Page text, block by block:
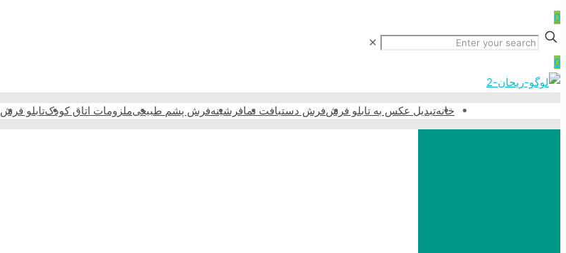
0
✕
0
خانهتبدیل عکس به تابلو فرشفرش دستبافت نمافرشینهفرش پشم طبیعیملزومات اتاق کودکتابلو فرش